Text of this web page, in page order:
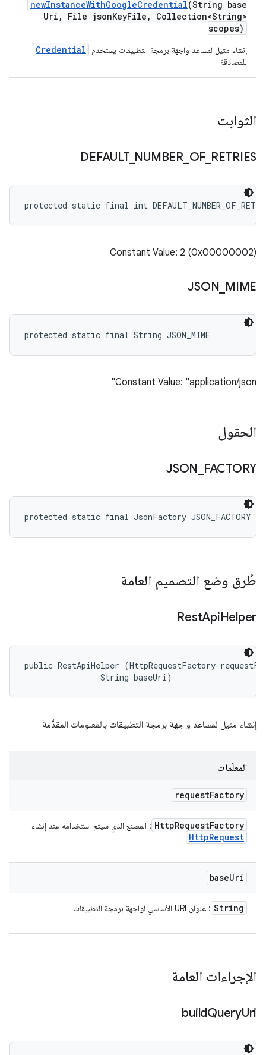
newInstanceWithGoogleCredential(String base
Uri , File jsonKeyFile ,
Collection<String>
scopes)
إنشاء مثيل لمساعد واجهة برمجة التطبيقات يستخدم Credential
للمصادقة
الثوابت
DEFAULT_ NUMBER_ OF_ RETRIES
protected static final int
Constant Value: 2 (0x00000002)
JSON MIME
protected static final String JSON_MIME
Constant Value: "application/json"
الحقول
JSON FACTORY
protected static final JsonFactory JSON_FACTORY
طُرق وضع التصميم العامة
RestApiHelper
public RestApiHelper (HttpRequestFactory
                String baseUri)
إنشاء مثيل لمساعد واجهة برمجة التطبيقات بالمعلومات المقدَّمة
المعلَمات
requestFactory
HttpRequestFactory : المصنع الذي سيتم استخدامه عند إنشاء
HttpRequest
baseUri
String : عنوان URI الأساسي لواجهة برمجة التطبيقات
الإجراءات العامة
buildQueryUri